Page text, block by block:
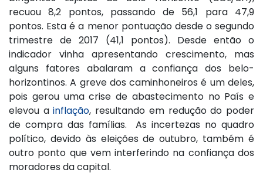
recuou 8,2 pontos, passando de 56,1 para 47,9
pontos. Esta é a menor pontuação desde o segundo
trimestre de 2017 (41,1 pontos). Desde então o
indicador vinha apresentando crescimento, mas
alguns fatores abalaram a confiança dos belo-
horizontinos. A greve dos caminhoneiros é um deles,
pois gerou uma crise de abastecimento no País e
elevou ainflação, resultando em redução do poder
de compra das famílias. As incertezas no quadro
político, devido às eleições de outubro, também é
outro ponto que vem interferindo na confiança dos
moradores da capital.